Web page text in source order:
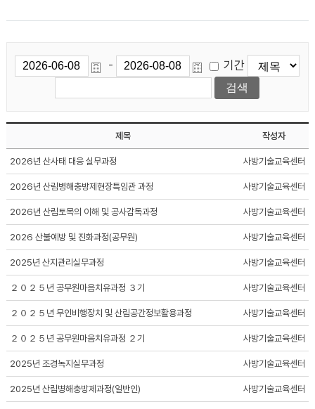
- 기간
제목 작성자
2026년 산사태 대응 실무과정 사방기술교육센터
2026년 산림병해충방제현장특임관 과정 사방기술교육센터
2026년 산림토목의 이해 및 공사감독과정 사방기술교육센터
2026 산불예방 및 진화과정(공무원) 사방기술교육센터
2025년 산지관리실무과정 사방기술교육센터
２０２５년 공무원마음치유과정 ３기 사방기술교육센터
２０２５년 무인비행장치 및 산림공간정보활용과정 사방기술교육센터
２０２５년 공무원마음치유과정 ２기 사방기술교육센터
2025년 조경녹지실무과정 사방기술교육센터
2025년 산림병해충방제과정(일반인) 사방기술교육센터